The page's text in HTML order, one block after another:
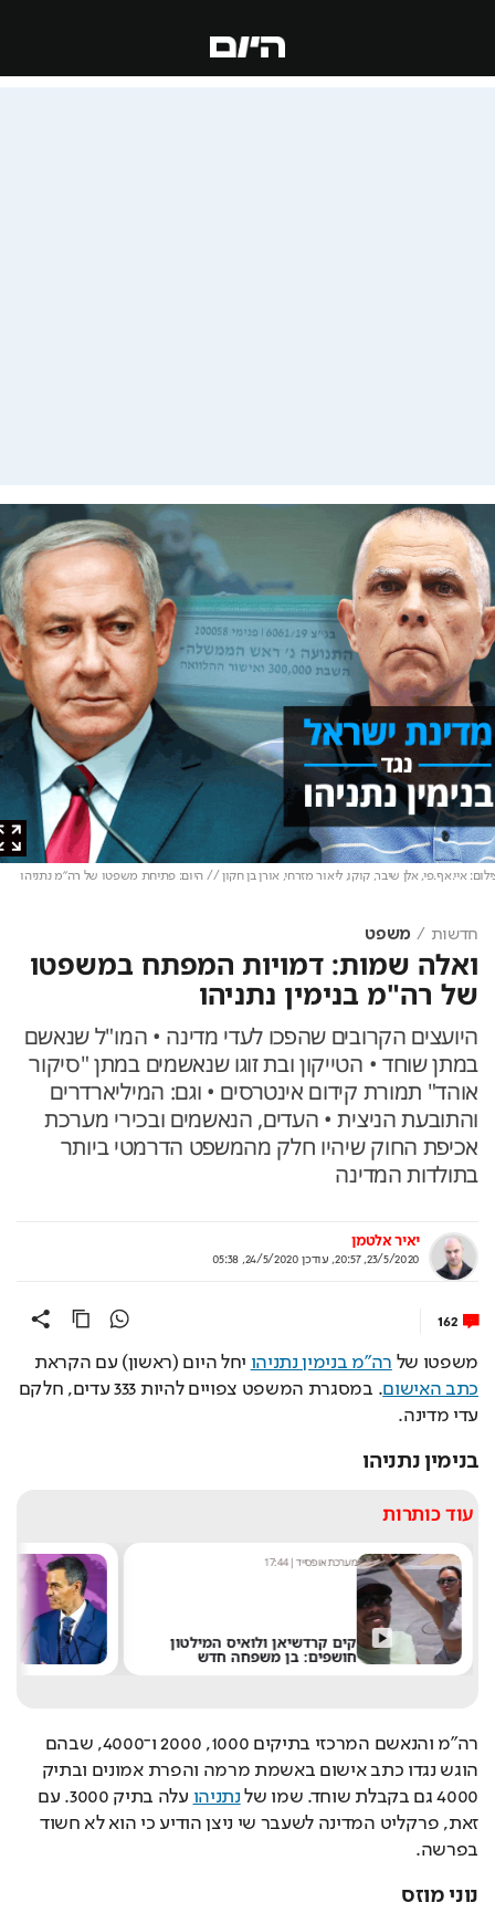
איי.אף.פי, אלן שיבר, קוקו, ליאור מזרחי, אורן בן חקון // היום: פתיחת משפטו של רה"מ נתניהו
חדשות משפט
ואלה שמות: דמויות המפתח במשפטו
של רה"מ בנימין נתניהו
היועצים הקרובים שהפכו לעדי מדינה • המו"ל שנאשם
במתן שוחד • הטייקון ובת זוגו שנאשמים במתן "סיקור
אוהד" תמורת קידום אינטרסים • וגם: המיליארדרים
והתובעת הניצית • העדים, הנאשמים ובכירי מערכת
אכיפת החוק שיהיו חלק מהמשפט הדרמטי ביותר
בתולדות המדינה
יאיר אלטמן
23/5/2020, 20:57
,עודכן24/5/2020, 05:38
162
משפטו של רה"מ בנימין נתניהו יחל היום (ראשון) עם הקראת
כתב האישום
. במסגרת המשפט צפויים להיות 333 עדים, חלקם
עדי מדינה.
בנימין נתניהו
עוד כותרות
מערכת אופסייד|
17:44
קים קרדשיאן ולואיס המילטון
חושפים: בן משפחה חדש
רה"מ והנאשם המרכזי בתיקים 1000, 2000 ו־4000, שבהם
הוגש נגדו כתב אישום באשמת מרמה והפרת אמונים ובתיק
4000 גם בקבלת שוחד. שמו של
נתניהו
עלה בתיק 3000. עם
זאת, פרקליט המדינה לשעבר שי ניצן הודיע כי הוא לא חשוד
בפרשה.
נוני מוזס